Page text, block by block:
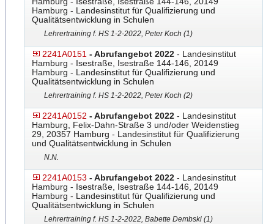
Hamburg - Landesinstitut für Qualifizierung und
Qualitätsentwicklung in Schulen
Lehrertraining f. HS 1-2-2022, Peter Koch (1)
2241A0151 - Abrufangebot 2022 - Landesinstitut
Hamburg - Isestraße, Isestraße 144-146, 20149
Hamburg - Landesinstitut für Qualifizierung und
Qualitätsentwicklung in Schulen
Lehrertraining f. HS 1-2-2022, Peter Koch (2)
2241A0152 - Abrufangebot 2022 - Landesinstitut
Hamburg, Felix-Dahn-Straße 3 und/oder Weidenstieg
29, 20357 Hamburg - Landesinstitut für Qualifizierung
und Qualitätsentwicklung in Schulen
N.N.
2241A0153 - Abrufangebot 2022 - Landesinstitut
Hamburg - Isestraße, Isestraße 144-146, 20149
Hamburg - Landesinstitut für Qualifizierung und
Qualitätsentwicklung in Schulen
Lehrertraining f. HS 1-2-2022, Babette Dembski (1)